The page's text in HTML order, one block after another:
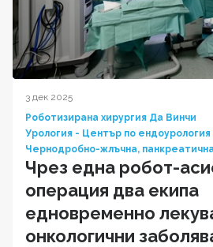
3 дек 2025
Роботизирана хирургия Да Винчи
Урология - Център по ендоурология
Чернодробно-жлъчна,
Чрез една робот-
операция два екипа
едновременно
онкологични